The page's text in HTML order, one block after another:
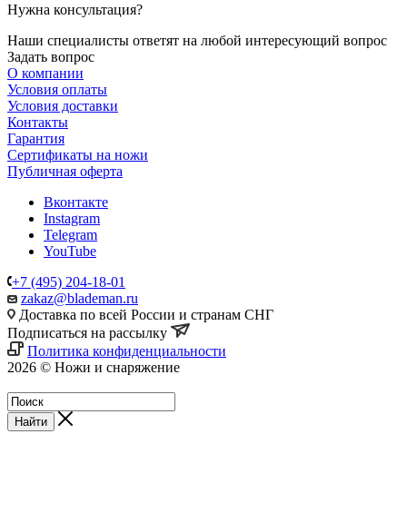
Нужна консультация?
Наши специалисты ответят на любой интересующий вопрос
Задать вопрос
О компании
Условия оплаты
Условия доставки
Контакты
Гарантия
Сертификаты на ножи
Публичная оферта
Вконтакте
Instagram
Telegram
YouTube
+7 (495) 204-18-01
zakaz@blademan.ru
Доставка по всей России и странам СНГ
Подписаться на рассылку
Политика конфиденциальности
2026 © Ножи и снаряжение
Найти